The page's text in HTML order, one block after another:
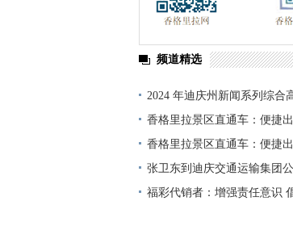
频道精选
2024 年迪庆州新闻系列综合
单公示
香格里拉景区直通车：便捷
香格里拉景区直通车：便捷
张卫东到迪庆交通运输集团
福彩代销者：增强责任意识